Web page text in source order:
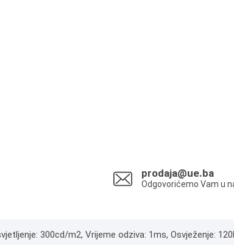
prodaja@ue.ba
Odgovorićemo Vam u
300cd/m2, Vrijeme odziva: 1ms, Osvježenje: